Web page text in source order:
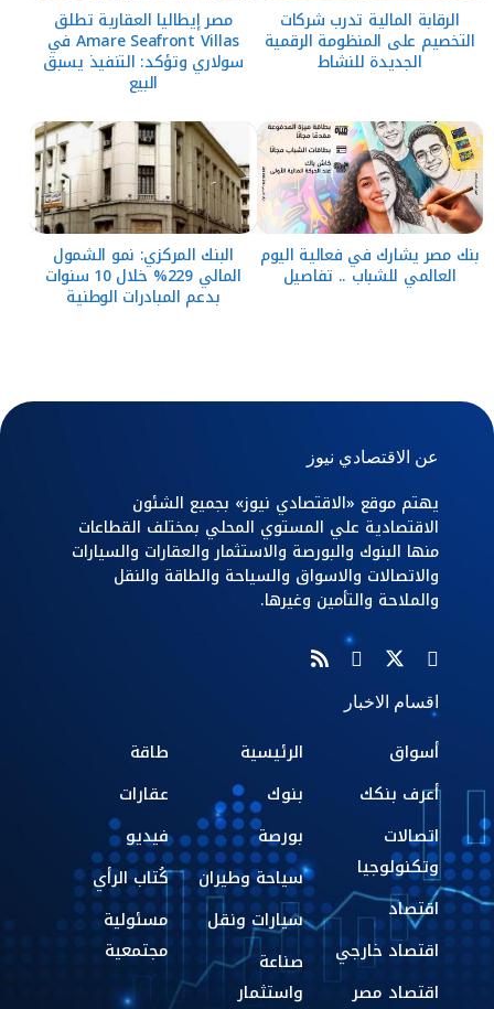
الرقابة المالية تدرب شركات
التخصيم على المنظومة الرقمية
الجديدة للنشاط
مصر إيطاليا العقارية تطلق
Amare Seafront Villas في
سولاري وتؤكد: التنفيذ يسبق
البيع
بنك مصر يشارك في فعالية اليوم
العالمي للشباب .. تفاصيل
البنك المركزي: نمو الشمول
المالي 229% خلال 10 سنوات
بدعم المبادرات الوطنية
عن الاقتصادي نيوز
يهتم موقع «الاقتصادي نيوز» بجميع الشئون
الاقتصادية علي المستوي المحلي بمختلف القطاعات
منها البنوك والبورصة والاستثمار والعقارات والسيارات
والاتصالات والاسواق والسياحة والطاقة والنقل
والملاحة والتأمين وغيرها.
اقسام الاخبار
أسواق
أعرف بنكك
اتصالات
وتكنولوجيا
اقتصاد
اقتصاد خارجي
اقتصاد مصر
الرئيسية
بنوك
بورصة
سياحة وطيران
سيارات ونقل
صناعة
واستثمار
طاقة
عقارات
فيديو
كُتاب الرأي
مسئولية
مجتمعية